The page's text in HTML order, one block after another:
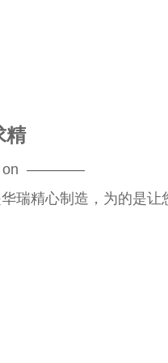
精
on ————
瑞精心制造，为的是让